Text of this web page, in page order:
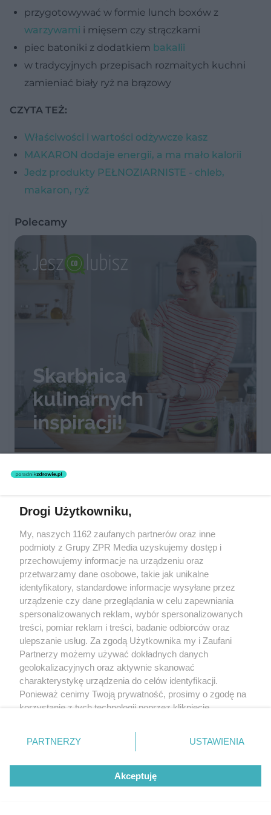
przygotowywać w formie lunch boxów z
warzywami i mięsem czy strączkami
piec batoniki z dodatkiem bakalii
w tradycyjnych przepisach rozmaitych kuchni
zamieniać biały ryż na brązowy
CZYTA TEŻ:
Właściwości i wartości odżywcze kasz
MAKARON dodaje energii, a ma mało kalorii
Jedz produkty PEŁNOZIARNISTE - chleb,
makaron, ryż
Polecamy
Zbilansowana dieta to klucz do zdrowia i lepszego
innowacyjnego systemu dietetycznego online
Poradnika Zdrowie. Wybieraj spośród tysięcy
przepisów na zdrowe i smaczne dania z
wykorzystaniem dobrodziejstw natury. Ciesz się
indywidualnie dobranym menu, stałym
kontaktem z dietetykiem i wieloma innymi
funkcjonalnościami już dziś!
Dowiedz się więcej
Ryż jest bardzo powszechnym, tanim zbożem. W
wilgotnym klimacie. Ryż w wielu krajach stanowi
Drogi Użytkowniku,
My, naszych 1162 zaufanych partnerów oraz inne
podmioty z Grupy ZPR Media uzyskujemy dostęp i
przechowujemy informacje na urządzeniu oraz
przetwarzamy dane osobowe, takie jak unikalne
identyfikatory, standardowe informacje wysyłane przez
urządzenie czy dane przeglądania w celu zapewniania
spersonalizowanych reklam, wybór spersonalizowanych
treści, pomiar reklam i treści, badanie odbiorców oraz
ulepszanie usług. Za zgodą Użytkownika my i Zaufani
Partnerzy możemy używać dokładnych danych
geolokalizacyjnych oraz aktywnie skanować
charakterystykę urządzenia do celów identyfikacji.
Ponieważ cenimy Twoją prywatność, prosimy o zgodę na
korzystanie z tych technologii poprzez kliknięcie
zmienić/wycofać klikając przycisk ustawień prywatności
znajdujący się w lewym dolnym rogu strony
rodzaje przetwarzania danych nie wymagają zgody
użytkownika, ale masz prawo sprzeciwić się takiemu
przetwarzaniu. Preferencje będą miały zastosowanie tylko
PARTNERZY USTAWIENIA
Akceptuję